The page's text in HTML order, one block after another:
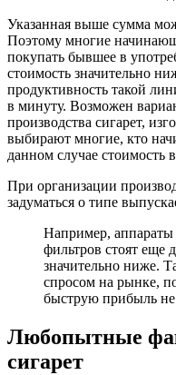
Указанная выше сумма
Поэтому многие
покупать бывшее в
стоимость значительно
продуктивность такой
в минуту. Возможен
производства сигарет,
выбирают многие, кто
данном случае стоимость
При организации
задуматься о типе
Например, аппараты
фильтров стоят еще
значительно ниже.
спросом на рынке,
быструю прибыль не
Любопытные
сигарет